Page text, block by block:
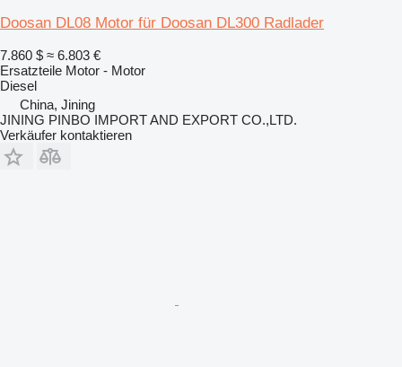
Doosan DL08 Motor für Doosan DL300 Radlader
7.860 $ ≈ 6.803 €
Ersatzteile Motor - Motor
Diesel
China, Jining
JINING PINBO IMPORT AND EXPORT CO.,LTD.
Verkäufer kontaktieren